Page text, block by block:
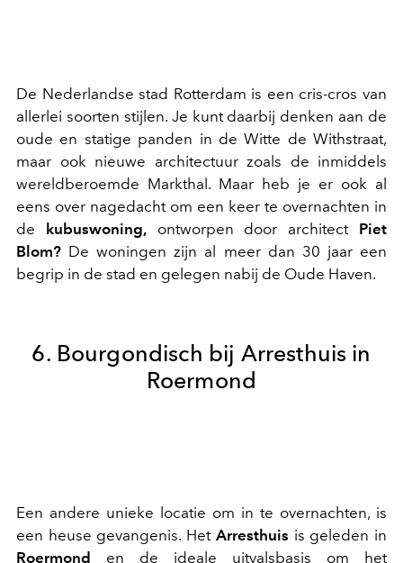
De Nederlandse stad Rotterdam is een cris-cros van
allerlei soorten stijlen. Je kunt daarbij denken aan de
oude en statige panden in de Witte de Withstraat,
maar ook nieuwe architectuur zoals de inmiddels
wereldberoemde Markthal. Maar heb je er ook al
eens over nagedacht om een keer te overnachten in
de kubuswoning,ontworpen door architect Piet
Blom? De woningen zijn al meer dan 30 jaar een
begrip in de stad en gelegen nabij de Oude Haven.
6. Bourgondisch bij Arresthuis in
Roermond
Een andere unieke locatie om in te overnachten, is
een heuse gevangenis. Het Arresthuis is geleden in
Roermond en de ideale uitvalsbasis om het